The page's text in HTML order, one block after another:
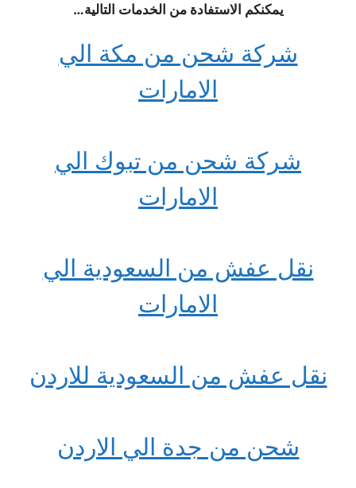
يمكنكم الاستفادة من الخدمات التالية…
شركة شحن من مكة الي
الامارات
شركة شحن من تبوك الي
الامارات
نقل عفش من السعودية الي
الامارات
نقل عفش من السعودية للاردن
شحن من جدة الي الاردن